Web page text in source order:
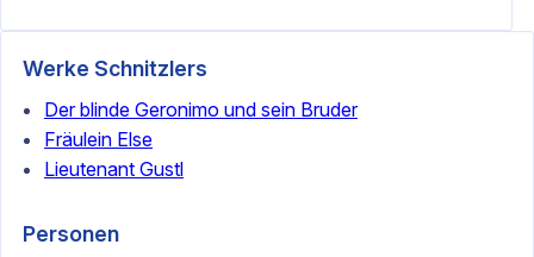
Werke Schnitzlers
Der blinde Geronimo und sein Bruder
Fräulein Else
Lieutenant Gustl
Personen